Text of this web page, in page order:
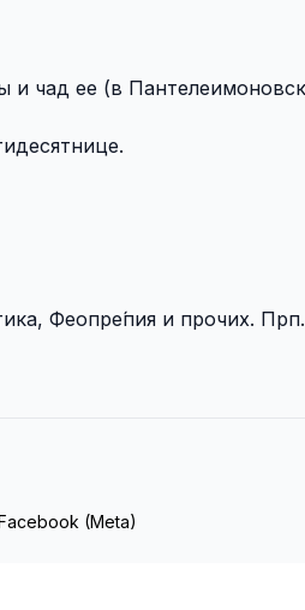
и чад ее (в
Феопре́пия и прочих.
(Meta)